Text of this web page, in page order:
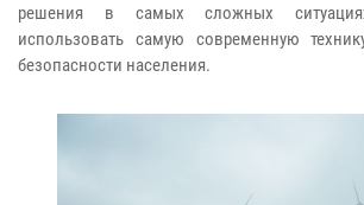
решения в самых сложных
использовать самую современную
безопасности населения.